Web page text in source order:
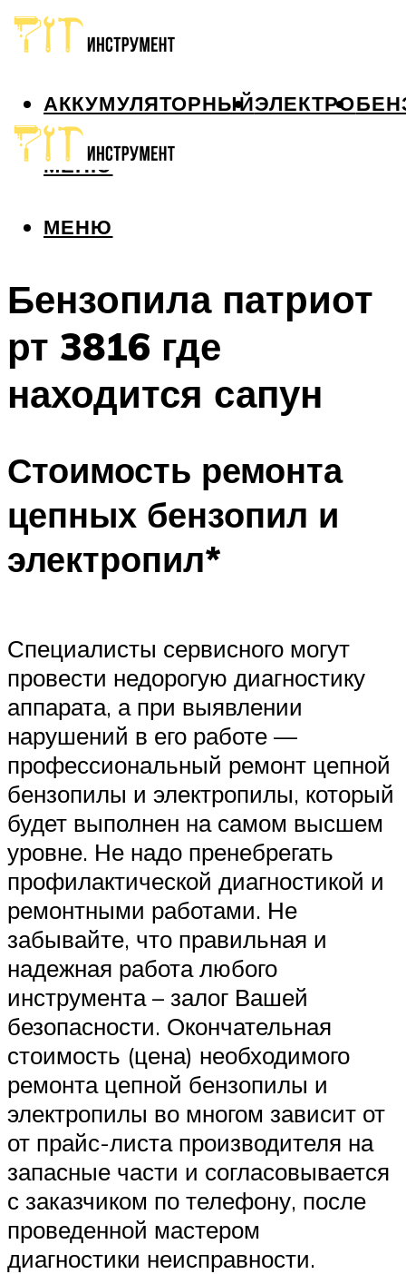
АККУМУЛЯТОРНЫЙЭЛЕКТРО
МЕНЮ
МЕНЮ
Бензопила патриот
рт 3816 где
находится сапун
Стоимость ремонта
цепных бензопил и
электропил*
Специалисты сервисного могут
провести недорогую диагностику
аппарата, а при выявлении
нарушений в его работе —
профессиональный ремонт цепной
бензопилы и электропилы, который
будет выполнен на самом высшем
уровне. Не надо пренебрегать
профилактической диагностикой и
ремонтными работами. Не
забывайте, что правильная и
надежная работа любого
инструмента – залог Вашей
безопасности. Окончательная
стоимость (цена) необходимого
ремонта цепной бензопилы и
электропилы во многом зависит от
от прайс-листа производителя на
запасные части и согласовывается
с заказчиком по телефону, после
проведенной мастером
диагностики неисправности.